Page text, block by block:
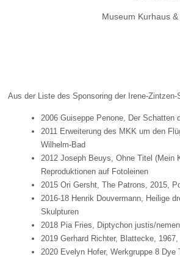
Museum Kurhaus
Aus der Liste des Sponsoring der Irene-Zintzen-
2006 Guiseppe Penone, Der Schatten
2011 Erweiterung des MKK um den
Wilhelm-Bad
2012 Joseph Beuys, Ohne Titel (Mein
Reproduktionen auf Fotoleinen
2015 Ori Gersht, The Patrons, 2015,
2016-18 Henrik Douvermann, Heilige
Skulpturen
2018 Pia Fries, Diptychon justis/
2019 Gerhard Richter, Blattecke,
2020 Evelyn Hofer, Werkgruppe 8 Dye